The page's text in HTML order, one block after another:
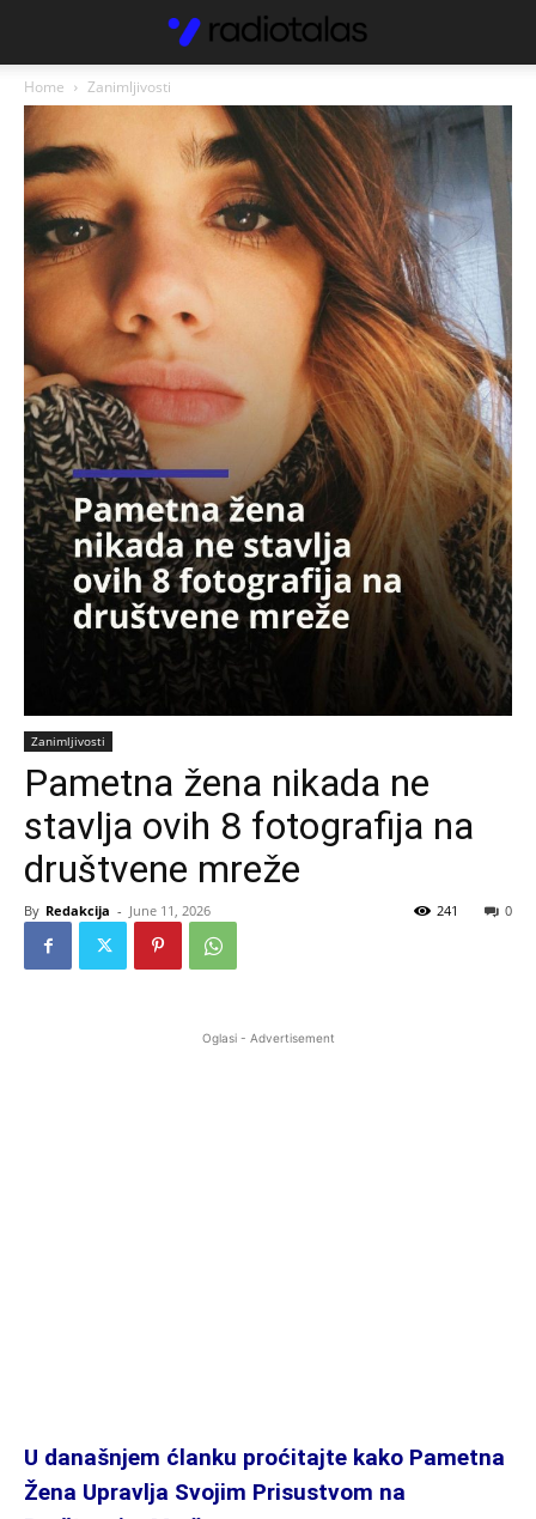
Home Zanimljivosti
Zanimljivosti
Pametna žena nikada ne
stavlja ovih 8 fotografija na
društvene mreže
By Redakcija - June 11, 2026 0
241
Oglasi - Advertisement
U današnjem ćlanku proćitajte kako Pametna
Žena Upravlja Svojim Prisustvom na